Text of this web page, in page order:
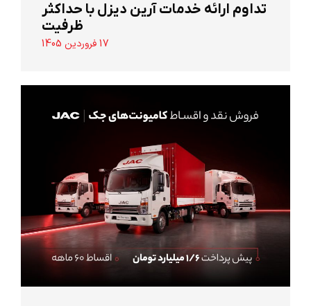
تداوم ارائه خدمات آرین دیزل با حداکثر
ظرفیت
17 فروردین 1405